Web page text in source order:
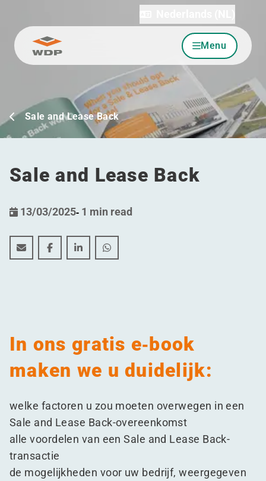
Ga naar inhoud Menu
Sale and Lease Back
Sale and Lease Back
13/03/2025- 1 min read
Sale and Lease Back
Sale and Lease Back
Sale and Lease Back
Sale and Lease Back
In ons gratis e‑book
maken we u duidelijk:
welke factoren u zou moeten overwegen in een
Sale and Lease Back-overeenkomst
allevoordelen van een Sale and Lease Back-
transactie
de mogelijkheden voor uw bedrijf, weergegeven